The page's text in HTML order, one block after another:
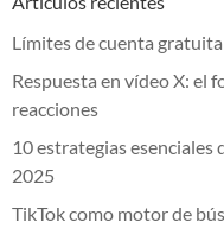
Límites de cuenta
Respuesta en vídeo X: el
reacciones
10 estrategias
2025
TikTok como motor de